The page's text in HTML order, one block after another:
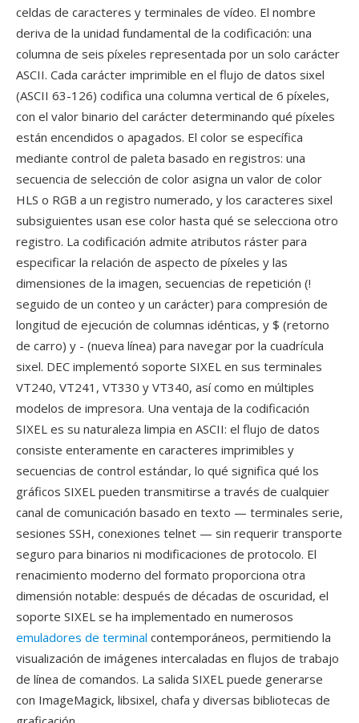
celdas de caracteres y terminales de vídeo. El nombre
deriva de la unidad fundamental de la codificación: una
columna de seis píxeles representada por un solo carácter
ASCII. Cada carácter imprimible en el flujo de datos sixel
(ASCII 63-126) codifica una columna vertical de 6 píxeles,
con el valor binario del carácter determinando qué píxeles
están encendidos o apagados. El color se específica
mediante control de paleta basado en registros: una
secuencia de selección de color asigna un valor de color
HLS o RGB a un registro numerado, y los caracteres sixel
subsiguientes usan ese color hasta qué se selecciona otro
registro. La codificación admite atributos ráster para
especificar la relación de aspecto de píxeles y las
dimensiones de la imagen, secuencias de repetición (!
seguido de un conteo y un carácter) para compresión de
longitud de ejecución de columnas idénticas, y $ (retorno
de carro) y - (nueva línea) para navegar por la cuadrícula
sixel. DEC implementó soporte SIXEL en sus terminales
VT240, VT241, VT330 y VT340, así como en múltiples
modelos de impresora. Una ventaja de la codificación
SIXEL es su naturaleza limpia en ASCII: el flujo de datos
consiste enteramente en caracteres imprimibles y
secuencias de control estándar, lo qué significa qué los
gráficos SIXEL pueden transmitirse a través de cualquier
canal de comunicación basado en texto — terminales serie,
sesiones SSH, conexiones telnet — sin requerir transporte
seguro para binarios ni modificaciones de protocolo. El
renacimiento moderno del formato proporciona otra
dimensión notable: después de décadas de oscuridad, el
soporte SIXEL se ha implementado en numerosos
emuladores de terminal contemporáneos, permitiendo la
visualización de imágenes intercaladas en flujos de trabajo
de línea de comandos. La salida SIXEL puede generarse
con ImageMagick, libsixel, chafa y diversas bibliotecas de